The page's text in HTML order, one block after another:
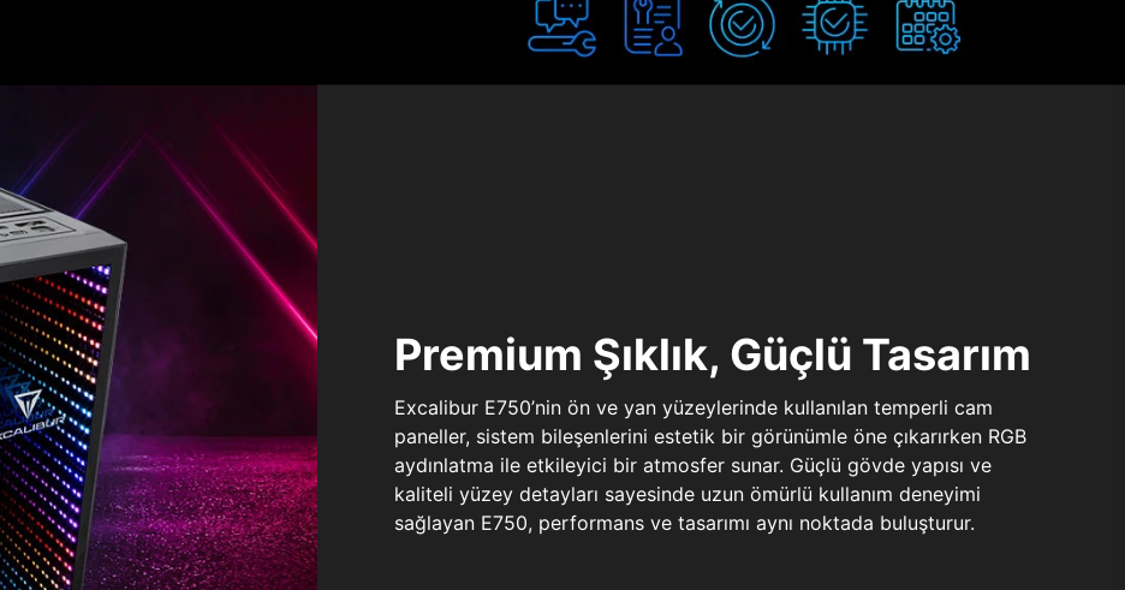
Premium Şıklık, Güçlü Tasarım
Excalibur E750’nin ön ve yan yüzeylerinde kullanılan temperli cam
paneller, sistem bileşenlerini estetik bir görünümle öne çıkarırken RGB
aydınlatma ile etkileyici bir atmosfer sunar. Güçlü gövde yapısı ve
kaliteli yüzey detayları sayesinde uzun ömürlü kullanım deneyimi
sağlayan E750, performans ve tasarımı aynı noktada buluşturur.